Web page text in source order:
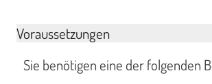
Voraussetzungen
Sie benötigen eine der folgenden